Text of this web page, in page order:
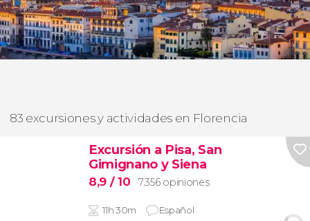
83 excursiones y actividades en Florencia
Excursión a Pisa, San
Gimignano y Siena
8,9 / 10 7.356 opiniones
11h 30m Español